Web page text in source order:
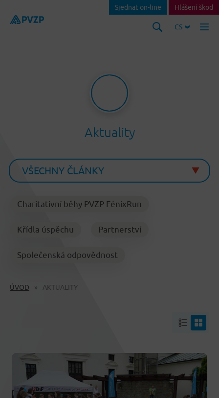
CS
Sjednat on-line Hlášení škod
Aktuality
Charitativní běhy PVZP FénixRun
Křídla úspěchu Partnerství
Společenská odpovědnost
ÚVOD AKTUALITY